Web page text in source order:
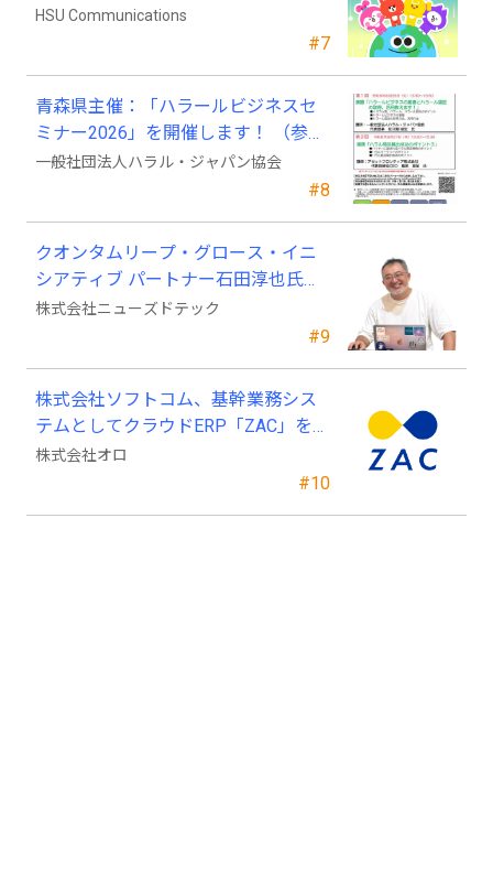
#7
ついに日本上陸!
HSU Communications
#8
青森県主催：「ハラールビジネスセ
ミナー2026」を開催します！ （参加
費無料）
一般社団法人ハラル・ジャパン協会
#9
クオンタムリープ・グロース・イニ
シアティブ パートナー石田淳也氏が
ニューズドテックの戦略顧問に就任
株式会社ニューズドテック
#10
株式会社ソフトコム、基幹業務シス
テムとしてクラウドERP「ZAC」を採
用
株式会社オロ